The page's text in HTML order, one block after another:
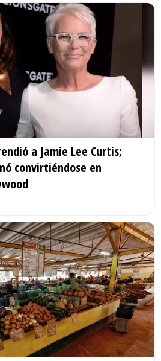
a Jamie Lee Curtis;
convirtiéndose en